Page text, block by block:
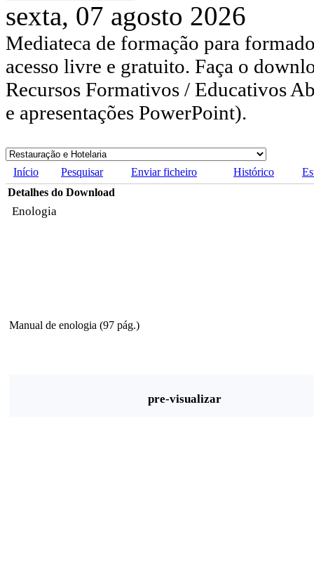
sexta, 07 agosto 2026
Mediateca de formação para
acesso livre e gratuito. Faça o
Recursos Formativos / Educativos
e apresentações PowerPoint).
Início Pesquisar Enviar ficheiro Histórico
Detalhes do Download
Enologia
Manual de enologia (97 pág.)
pre-visualizar